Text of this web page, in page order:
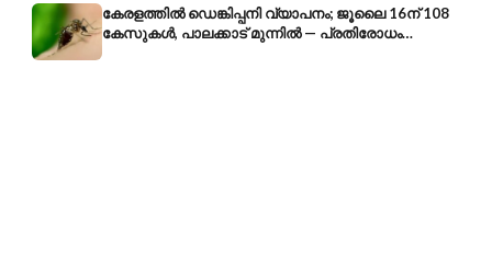
കേരളത്തിൽ ഡെങ്കിപ്പനി വ്യാപനം; ജൂലൈ 16ന് 108
കേസുകൾ, പാലക്കാട് മുന്നിൽ — പ്രതിരോധം
എങ്ങനെ?